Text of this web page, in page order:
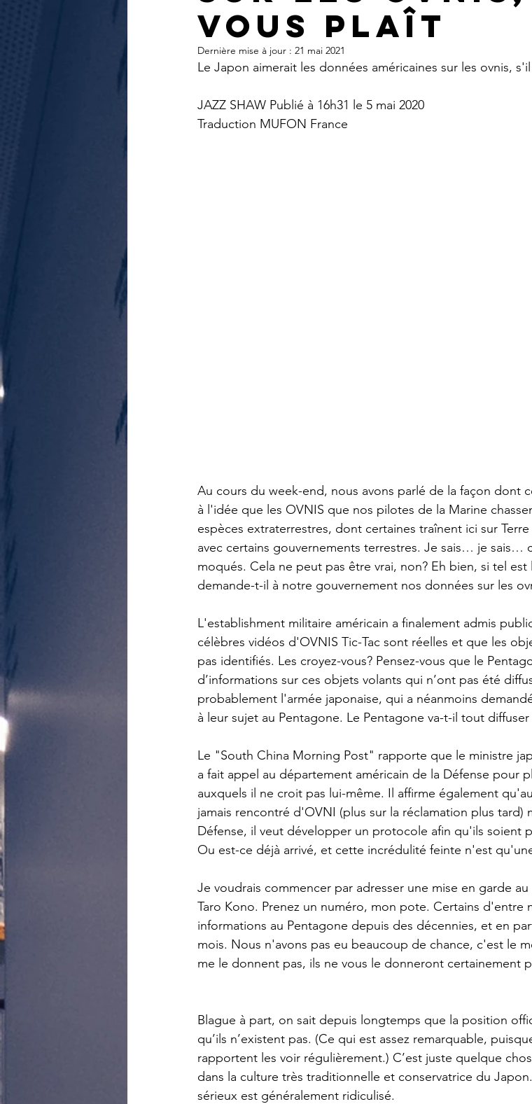
journal d'un enquêteur Magazine CONTACTS Appel à témoin article
Surveillance du ciel Wall Street Journal
vous plaît
Dernière mise à jour : 21 mai 2021
Le Japon aimerait les données américaines sur les ovnis,
JAZZ SHAW Publié à 16h31 le 5 mai 2020
Traduction MUFON France
Au cours du week-end, nous avons parlé de la façon dont
à l'idée que les OVNIS que nos pilotes de la Marine
espèces extraterrestres, dont certaines traînent ici sur
avec certains gouvernements terrestres. Je sais… je sais…
moqués. Cela ne peut pas être vrai, non? Eh bien, si tel
demande-t-il à notre gouvernement nos données sur les
L'establishment militaire américain a finalement admis
célèbres vidéos d'OVNIS Tic-Tac sont réelles et que les
pas identifiés. Les croyez-vous? Pensez-vous que le
d’informations sur ces objets volants qui n’ont pas été
probablement l'armée japonaise, qui a néanmoins
à leur sujet au Pentagone. Le Pentagone va-t-il tout
Le "South China Morning Post" rapporte que le ministre
a fait appel au département américain de la Défense pour
auxquels il ne croit pas lui-même. Il affirme également
jamais rencontré d'OVNI (plus sur la réclamation plus tard)
Défense, il veut développer un protocole afin qu'ils soient
Ou est-ce déjà arrivé, et cette incrédulité feinte n'est
Je voudrais commencer par adresser une mise en garde
Taro Kono. Prenez un numéro, mon pote. Certains d'entre
informations au Pentagone depuis des décennies, et en
mois. Nous n'avons pas eu beaucoup de chance, c'est le
me le donnent pas, ils ne vous le donneront certainement
Blague à part, on sait depuis longtemps que la position
qu’ils n’existent pas. (Ce qui est assez remarquable,
rapportent les voir régulièrement.) C’est juste quelque
dans la culture très traditionnelle et conservatrice du
sérieux est généralement ridiculisé.